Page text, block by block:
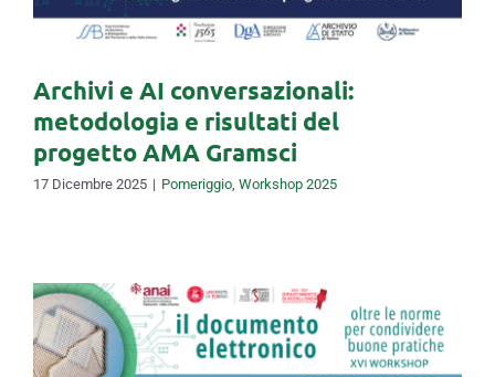
Archivi e AI conversazionali:
metodologia e risultati del
progetto AMA Gramsci
17 Dicembre 2025 | Pomeriggio Workshop 2025